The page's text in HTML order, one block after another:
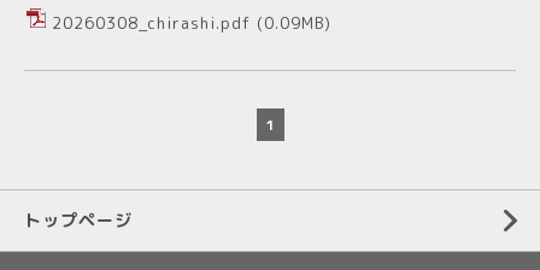
20260308_chirashi.pdf (0.09MB)
1
トップページ